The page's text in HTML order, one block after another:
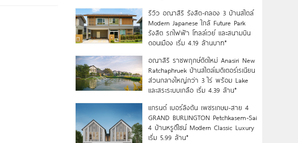
รีวิว อณาสิริ รังสิต-คลอง 3 บ้านสไตล์
Modern Japanese ใกล้ Future Park
รังสิต รถไฟฟ้า โทลล์เวย์ และสนามบิน
ดอนเมือง เริ่ม 4.19 ล้านบาท*
อณาสิริ ราชพฤกษ์ตัดใหม่ Anasiri New
Ratchaphruek บ้านสไตล์เมดิเตอร์เรเนียน
ส่วนกลางใหญ่กว่า 3 ไร่ พร้อม Lake
และสระระบบเกลือ เริ่ม 4.39 ล้าน*
แกรนด์ เบอร์ลิงตัน เพชรเกษม-สาย 4
GRAND BURLINGTON Petchkasem-Sai
4 บ้านหรูดีไซน์ Modern Classic Luxury
เริ่ม 5.99 ล้าน*